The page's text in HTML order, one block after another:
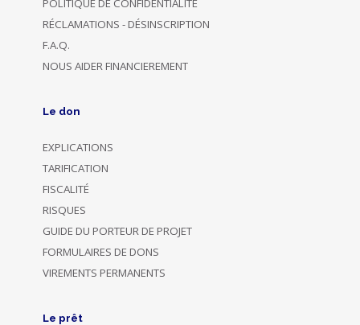
RÉCLAMATIONS - DÉSINSCRIPTION
F.A.Q.
NOUS AIDER FINANCIEREMENT
Le don
EXPLICATIONS
TARIFICATION
FISCALITÉ
RISQUES
GUIDE DU PORTEUR DE PROJET
FORMULAIRES DE DONS
VIREMENTS PERMANENTS
Le prêt